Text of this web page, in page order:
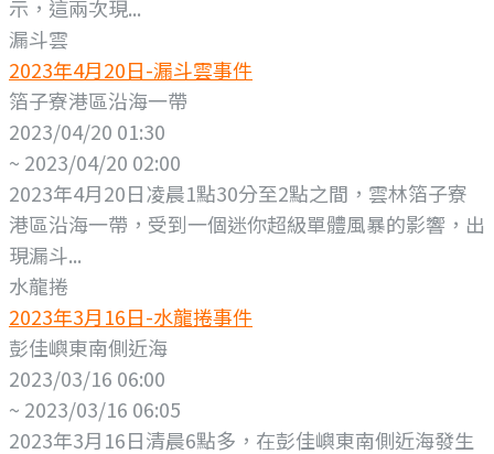
示，這兩次現...
漏斗雲
2023年4月20日-漏斗雲事件
箔子寮港區沿海一帶
2023/04/20 01:30
~ 2023/04/20 02:00
2023年4月20日凌晨1點30分至2點之間，雲林箔子寮
港區沿海一帶，受到一個迷你超級單體風暴的影響，出
現漏斗...
水龍捲
2023年3月16日-水龍捲事件
彭佳嶼東南側近海
2023/03/16 06:00
~ 2023/03/16 06:05
2023年3月16日清晨6點多，在彭佳嶼東南側近海發生